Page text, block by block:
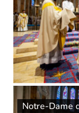
Notre-Dame